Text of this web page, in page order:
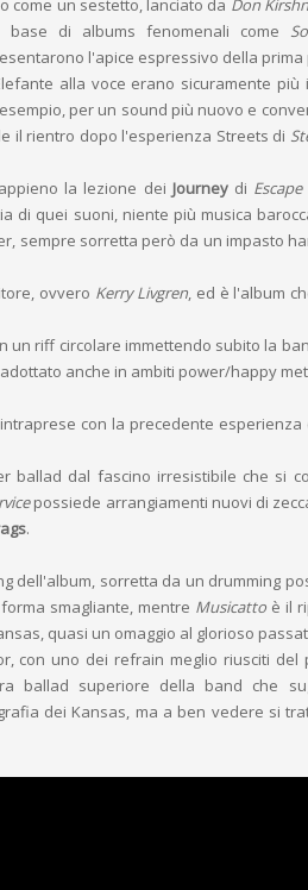
come un sestetto, lanciato da Don
di albums fenomenali come
l'apice espressivo della
alla voce erano sicuramente più
per un sound più nuovo e
il rientro dopo l'esperienza Streets di
la lezione dei Journeydi Escape
di quei suoni, niente più musica
sempre sorretta però da un impasto
ovvero Kerry Livgren, ed è l'album
un riff circolare immettendo subito la
anche in ambiti power/happy
con la precedente esperienza
ballad dal fascino irresistibile che si
possiede arrangiamenti nuovi di
.
dell'album, sorretta da un drumming
smagliante, mentre Musicatto è il
quasi un omaggio al glorioso
con uno dei refrain meglio riusciti del
ballad superiore della band che
dei Kansas, ma a ben vedere si